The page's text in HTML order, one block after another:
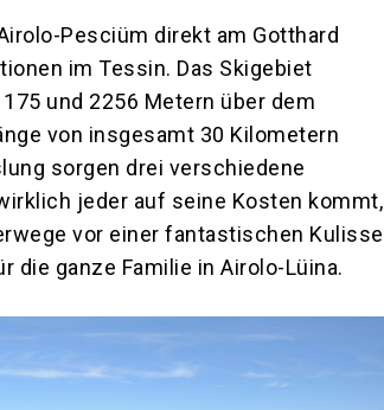
Pesciüm direkt am Gotthard
im Tessin. Das Skigebiet
und 2256 Metern über dem
von insgesamt 30 Kilometern
sorgen drei verschiedene
jeder auf seine Kosten kommt,
vor einer fantastischen Kulisse
die ganze Familie in Airolo-Lüina.